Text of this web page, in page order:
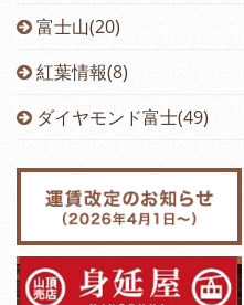
富士山(20)
紅葉情報(8)
ダイヤモンド富士(49)